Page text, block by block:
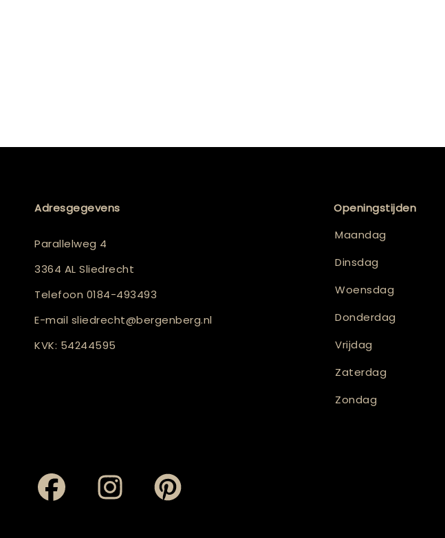
Adresgegevens
Parallelweg 4
3364 AL Sliedrecht
Telefoon 0184-493493
E-mail sliedrecht@bergenberg.nl
KVK: 54244595
Openingstijden
Maandag
Dinsdag
Woensdag
Donderdag
Vrijdag
Zaterdag
Zondag